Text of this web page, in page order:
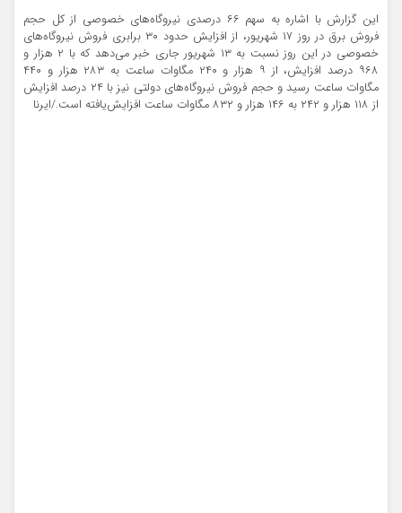
این گزارش با اشاره به سهم ۶۶ درصدی نیروگاه‌های خصوصی از کل حجم
فروش برق در روز ۱۷ شهریور، از افزایش حدود ۳۰ برابری فروش نیروگاه‌های
خصوصی در این روز نسبت به ۱۳ شهریور جاری خبر می‌دهد که با ۲ هزار و
۹۶۸ درصد افزایش، از ۹ هزار و ۲۴۰ مگاوات ساعت به ۲۸۳ هزار و ۴۴۰
مگاوات ساعت رسید و حجم فروش نیروگاه‌های دولتی نیز با ۲۴ درصد افزایش
از ۱۱۸ هزار و ۲۴۲ به ۱۴۶ هزار و ۸۳۲ مگاوات ساعت افزایش‌یافته است./ایرنا